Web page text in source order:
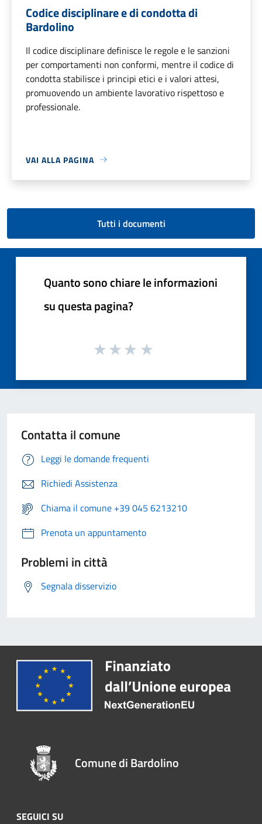
Codice disciplinare e di condotta di
Bardolino
Il codice disciplinare definisce le regole e le sanzioni
per comportamenti non conformi, mentre il codice di
condotta stabilisce i principi etici e i valori attesi,
promuovendo un ambiente lavorativo rispettoso e
professionale.
VAI ALLA PAGINA
Tutti i documenti
Quanto sono chiare le informazioni
su questa pagina?
Contatta il comune
Leggi le domande frequenti
Richiedi Assistenza
Chiama il comune +39 045 6213210
Prenota un appuntamento
Problemi in città
Segnala disservizio
Comune di Bardolino
SEGUICI SU